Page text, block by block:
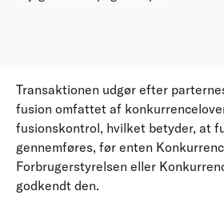
Transaktionen udgør efter
fusion omfattet af
fusionskontrol, hvilket betyder, at
gennemføres, før enten
Forbrugerstyrelsen eller
godkendt den.